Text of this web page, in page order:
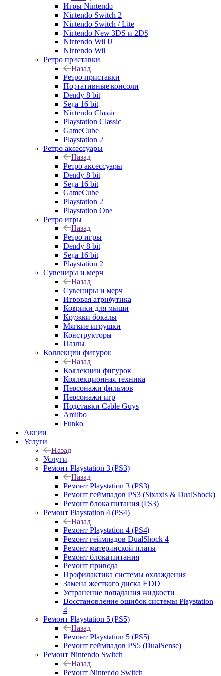
Игры Nintendo
Nintendo Switch 2
Nintendo Switch / Lite
Nintendo New 3DS и 2DS
Nintendo Wii U
Nintendo Wii
Ретро приставки
Назад
Ретро приставки
Портативные консоли
Dendy 8 bit
Sega 16 bit
Nintendo Classic
Playstation Classic
GameCube
Playstation 2
Ретро аксессуары
Назад
Ретро аксессуары
Dendy 8 bit
Sega 16 bit
GameCube
Playstation 2
Playstation One
Ретро игры
Назад
Ретро игры
Dendy 8 bit
Sega 16 bit
Playstation 2
Сувениры и мерч
Назад
Сувениры и мерч
Игровая атрибутика
Коврики для мыши
Кружки бокалы
Мягкие игрушки
Конструкторы
Пазлы
Коллекции фигурок
Назад
Коллекции фигурок
Коллекционная техника
Персонажи фильмов
Персонажи игр
Подставки Cable Guys
Amiibo
Funko
Акции
Услуги
Назад
Услуги
Ремонт Playstation 3 (PS3)
Назад
Ремонт Playstation 3 (PS3)
Ремонт геймпадов PS3 (Sixaxis & DualShock)
Ремонт блока питания (PS3)
Ремонт Playstation 4 (PS4)
Назад
Ремонт Playstation 4 (PS4)
Ремонт геймпадов DualShock 4
Ремонт материнской платы
Ремонт блока питания
Ремонт привода
Профилактика системы охлаждения
Замена жесткого диска HDD
Устранение попадания жидкости
Восстановление ошибок системы Playstation
4
Ремонт Playstation 5 (PS5)
Назад
Ремонт Playstation 5 (PS5)
Ремонт геймпадов PS5 (DualSense)
Ремонт Nintendo Switch
Назад
Ремонт Nintendo Switch